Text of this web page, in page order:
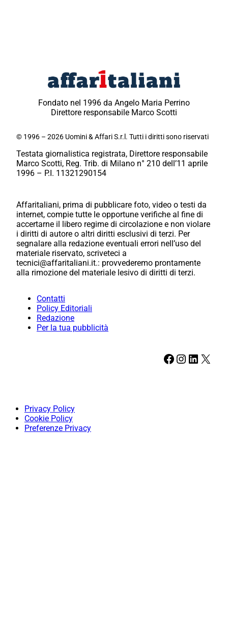
Fondato nel 1996 da Angelo Maria Perrino
Direttore responsabile Marco Scotti
© 1996 – 2026 Uomini & Affari S.r.l. Tutti i diritti sono riservati
Testata giornalistica registrata, Direttore responsabile
Marco Scotti, Reg. Trib. di Milano n° 210 dell’11 aprile
1996 – P.I. 11321290154
Affaritaliani, prima di pubblicare foto, video o testi da
internet, compie tutte le opportune verifiche al fine di
accertarne il libero regime di circolazione e non violare
i diritti di autore o altri diritti esclusivi di terzi. Per
segnalare alla redazione eventuali errori nell’uso del
materiale riservato, scriveteci a
tecnici@affaritaliani.it.: provvederemo prontamente
alla rimozione del materiale lesivo di diritti di terzi.
Contatti
Policy Editoriali
Redazione
Per la tua pubblicità
Facebook Instagram LinkedIn X
Privacy Policy
Cookie Policy
Preferenze Privacy